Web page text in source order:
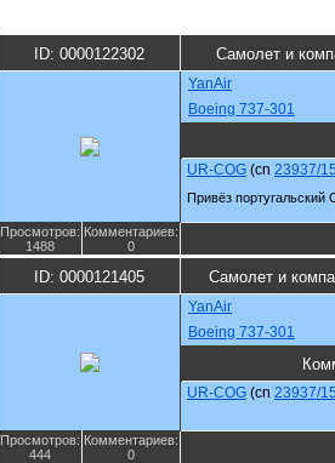
ID: 0000122302 Самолет и
YanAir
Boeing 737-301
UR-COG (cn 23937/
Привёз португальский
Просмотров:
1488
Комментариев:
0
ID: 0000121405 Самолет и
YanAir
Boeing 737-301
UR-COG (cn 23937/
Просмотров:
444
Комментариев:
0